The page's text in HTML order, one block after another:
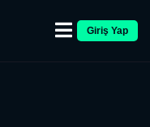
Giriş Yap